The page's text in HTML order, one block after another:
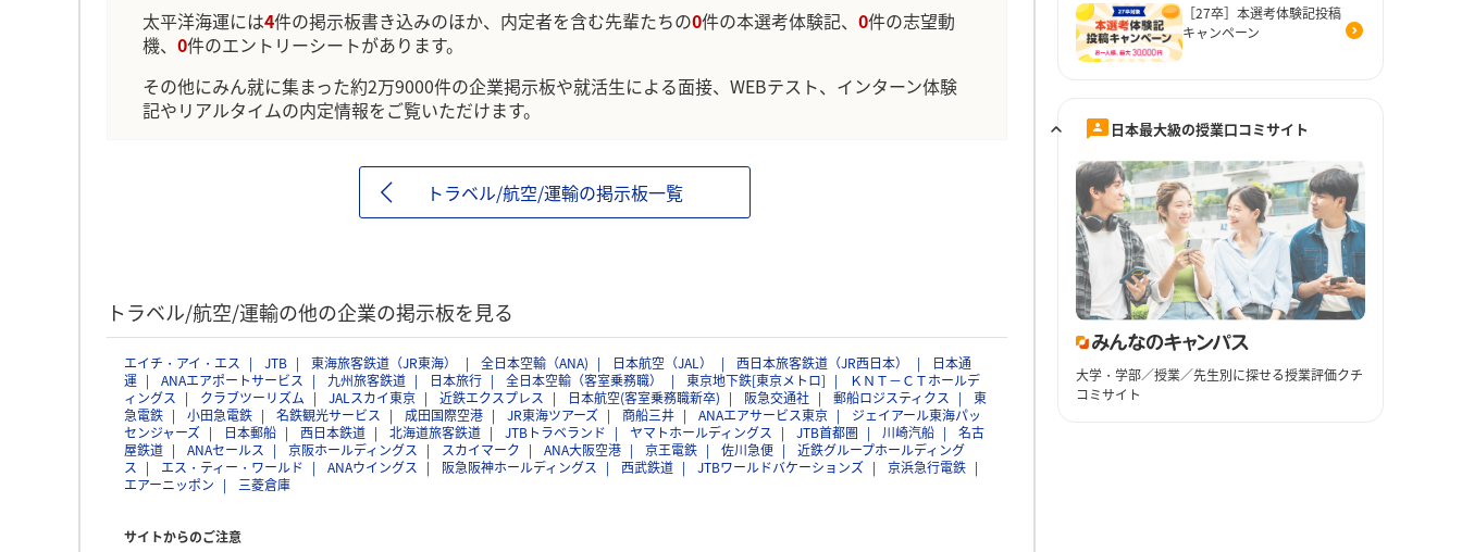
太平洋海運には4件の掲示板書き込みのほか、内定者を含む先輩たちの0件の本選考体験記、 0件の志望動
機、 0件のエントリーシートがあります。
その他にみん就に集まった約2万9000件の企業掲示板や就活生による面接、WEBテスト、インターン体験
記やリアルタイムの内定情報をご覧いただけます。
トラベル/航空/運輸の掲示板一覧
トラベル/航空/運輸の他の企業の掲示板を見る
エイチ・アイ・エス JTB 東海旅客鉄道（JR東海） 全日本空輸（ANA) 日本航空（JAL） 西日本旅客鉄道（JR西日本）
日本通
運
ANAエアポートサービス 九州旅客鉄道 日本旅行 全日本空輸（客室乗務職） 東京地下鉄[東京メトロ]
ＫＮＴ－ＣＴホールデ
ィングス
クラブツーリズム JALスカイ東京 近鉄エクスプレス 日本航空(客室乗務職新卒) 阪急交通社 郵船ロジスティクス
東
急電鉄
小田急電鉄 名鉄観光サービス 成田国際空港 JR東海ツアーズ 商船三井 ANAエアサービス東京
ジェイアール東海パッ
センジャーズ
日本郵船 西日本鉄道 北海道旅客鉄道 JTBトラベランド ヤマトホールディングス JTB首都圏 川崎汽船
名古
屋鉄道
ANAセールス 京阪ホールディングス スカイマーク ANA大阪空港 京王電鉄 佐川急便
近鉄グループホールディング
ス
エス・ティー・ワールド ANAウイングス 阪急阪神ホールディングス 西武鉄道 JTBワールドバケーションズ
京浜急行電鉄
エアーニッポン
三菱倉庫
サイトからのご注意
［27卒］本選考体験記投稿
キャンペーン
日本最大級の授業口コミサイト
大学・学部／授業／先生別に探せる授業評価クチ
コミサイト